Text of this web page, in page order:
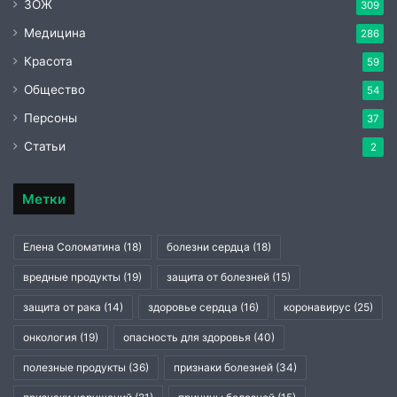
ЗОЖ 309
Медицина 286
Красота 59
Общество 54
Персоны 37
Статьи 2
Метки
Елена Соломатина (18) болезни сердца (18)
вредные продукты (19) защита от болезней (15)
защита от рака (14) здоровье сердца (16) коронавирус (25)
онкология (19) опасность для здоровья (40)
полезные продукты (36) признаки болезней (34)